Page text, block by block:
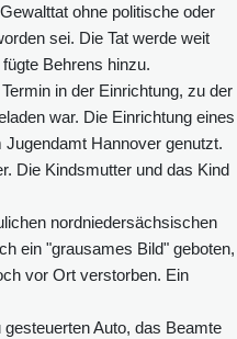
ohne politische oder
sei. Die Tat werde weit
Behrens hinzu.
in der Einrichtung, zu der
war. Die Einrichtung eines
Hannover genutzt.
Die Kindsmutter und das Kind
nordniedersächsischen
ein "grausames Bild" geboten,
vor Ort verstorben. Ein
Auto, das Beamte